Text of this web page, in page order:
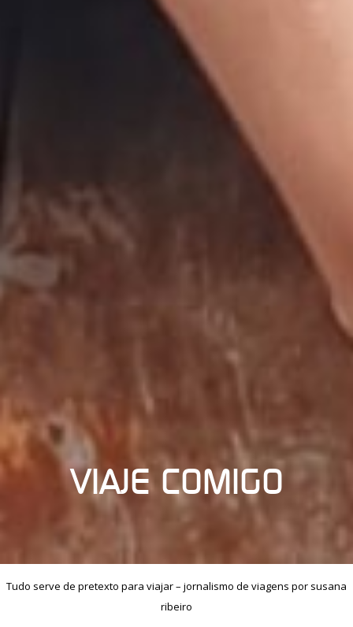
VIAJE COMIGO
Tudo serve de pretexto para viajar – jornalismo de viagens por susana
ribeiro